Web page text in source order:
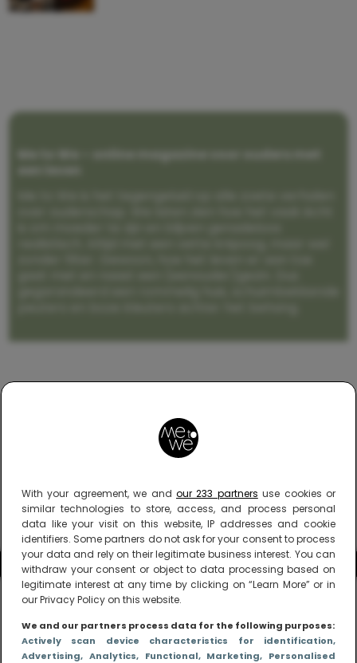
With your agreement, we and our 233 partners use cookies or
similar technologies to store, access, and process personal
data like your visit on this website, IP addresses and cookie
identifiers. Some partners do not ask for your consent to process
your data and rely on their legitimate business interest. You can
withdraw your consent or object to data processing based on
legitimate interest at any time by clicking on “Learn More” or in
our Privacy Policy on this website.
We and our partners process data for the following purposes:
Actively scan device characteristics for identification,
Advertising, Analytics, Functional, Marketing, Personalised
Me to We – online magazine voor ouders met